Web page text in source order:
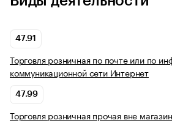
47.91
Торговля розничная по почте или по
коммуникационной сети Интернет
47.99
Торговля розничная прочая вне